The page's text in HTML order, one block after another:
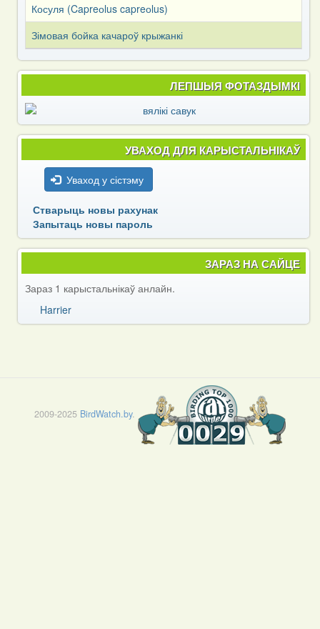
Косуля (Capreоlus capreоlus)
Зімовая бойка качароў крыжанкі
ЛЕПШЫЯ ФОТАЗДЫМКІ
УВАХОД ДЛЯ КАРЫСТАЛЬНІКАЎ
Уваход у сістэму
Стварыць новы рахунак
Запытаць новы пароль
ЗАРАЗ НА САЙЦЕ
Зараз 1 карыстальнікаў анлайн.
Harrier
2009-2025 BirdWatch.by.